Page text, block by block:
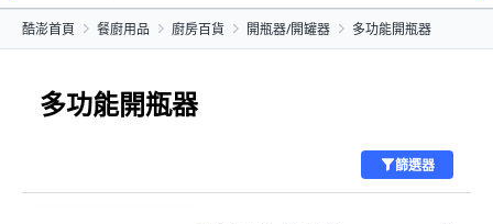
酷澎首頁 餐廚用品 廚房百貨 開瓶器/開罐器 多功能開瓶器
多功能開瓶器
篩選器